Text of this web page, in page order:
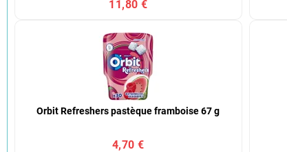
11,80 €
Orbit Refreshers pastèque framboise 67 g
4,70 €